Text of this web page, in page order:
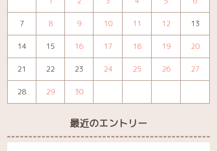
7 8 9 10 11 12 13
14 15 16 17 18 19 20
21 22 23 24 25 26 27
28 29 30
最近のエントリー